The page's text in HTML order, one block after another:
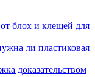
блох и клещей для
ли пластиковая
доказательством